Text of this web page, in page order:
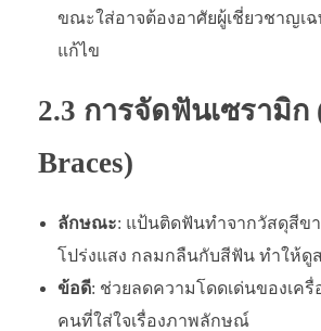
ขณะใส่อาจต้องอาศัยผู้เชี่ยวชาญเ
แก้ไข
2.3 การจัดฟันเซรามิก
Braces)
ลักษณะ: แป้นติดฟันทำจากวัสดุสีข
โปร่งแสง กลมกลืนกับสีฟัน ทำให้ดู
ข้อดี: ช่วยลดความโดดเด่นของเครื่
คนที่ใส่ใจเรื่องภาพลักษณ์